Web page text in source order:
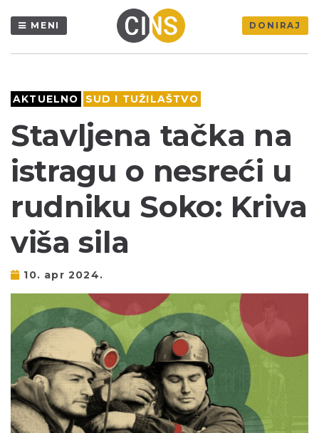
MENI DONIRAJ
AKTUELNO SUD I TUŽILAŠTVO
Stavljena tačka na
istragu o nesreći u
rudniku Soko: Kriva
viša sila
10. apr 2024.